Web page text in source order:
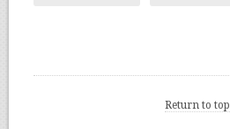
Return to top